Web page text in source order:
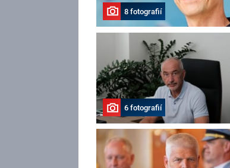
8 fotografií
6 fotografií